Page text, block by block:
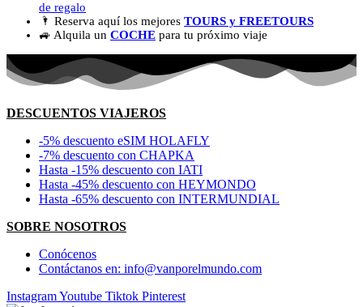
de regalo
🌂 Reserva aquí los mejores TOURS y FREETOURS
🚙 Alquila un COCHE para tu próximo viaje
DESCUENTOS VIAJEROS
-5% descuento eSIM HOLAFLY
-7% descuento con CHAPKA
Hasta -15% descuento con IATI
Hasta -45% descuento con HEYMONDO
Hasta -65% descuento con INTERMUNDIAL
SOBRE NOSOTROS
Conócenos
Contáctanos en: info@vanporelmundo.com
InstagramYoutube Tiktok Pinterest